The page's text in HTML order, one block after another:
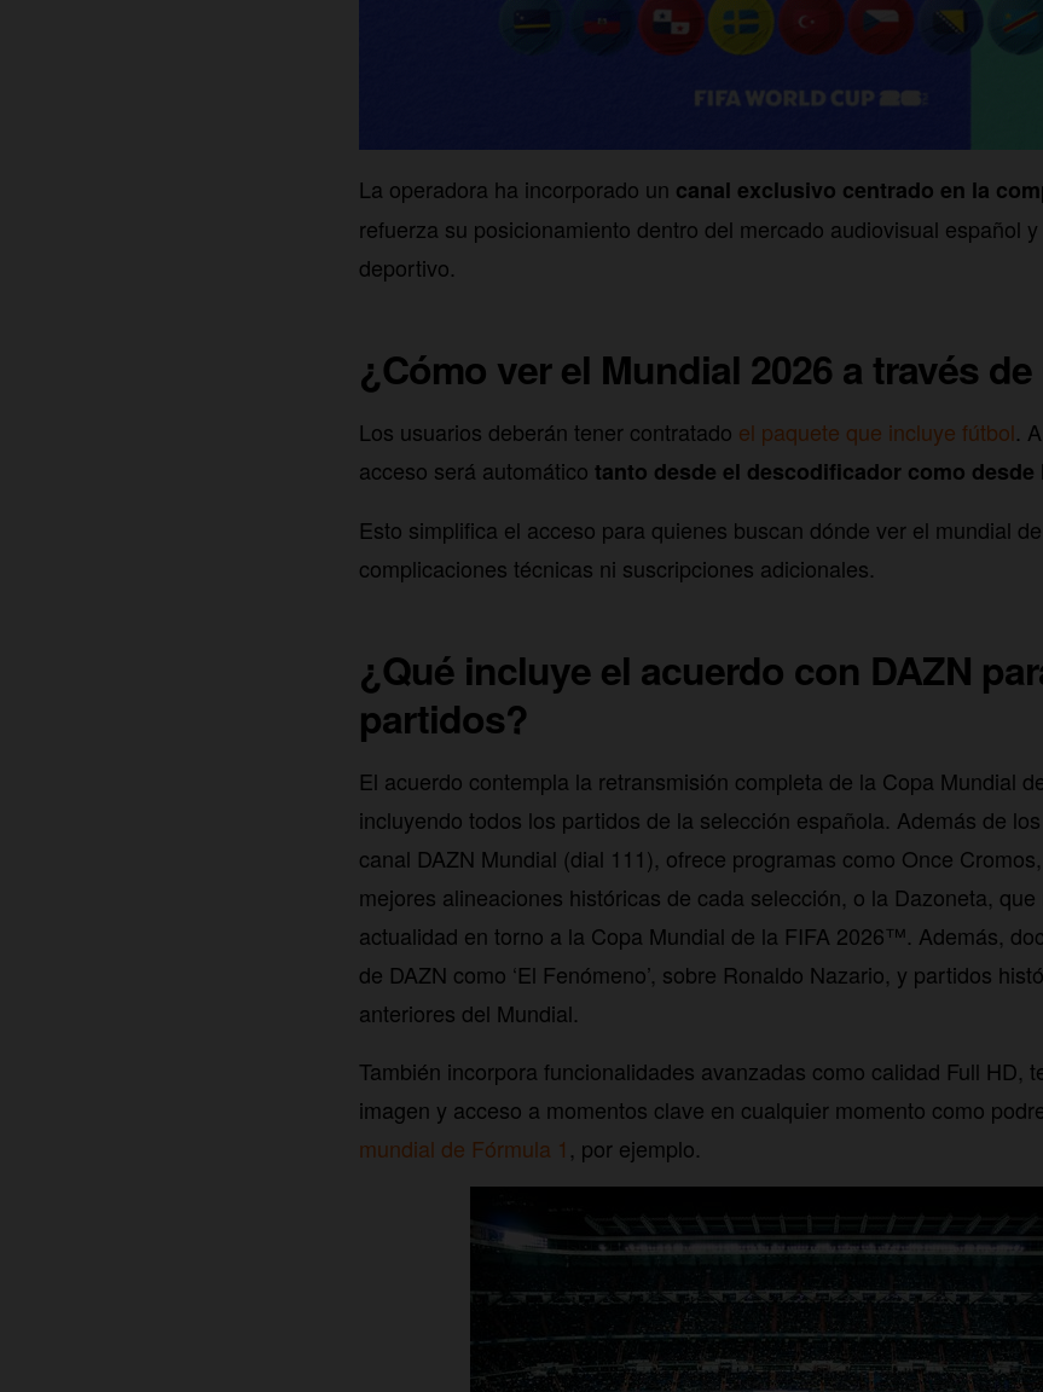
La operadora ha incorporado un canal exclusivo centrado en la
refuerza su posicionamiento dentro del mercado audiovisual español
deportivo.
¿Cómo ver el Mundial 2026 a través
Los usuarios deberán tener contratado el paquete que incluye fútbol.
acceso será automático tanto desde el descodificador como desde
Esto simplifica el acceso para quienes buscan dónde ver el mundial
complicaciones técnicas ni suscripciones adicionales.
¿Qué incluye el acuerdo con DAZN
partidos?
El acuerdo contempla la retransmisión completa de la Copa Mundial
incluyendo todos los partidos de la selección española. Además de
canal DAZN Mundial (dial 111), ofrece programas como Once
mejores alineaciones históricas de cada selección, o la Dazoneta,
actualidad en torno a la Copa Mundial de la FIFA 2026™. Además,
de DAZN como ‘El Fenómeno’, sobre Ronaldo Nazario, y partidos
anteriores del Mundial.
También incorpora funcionalidades avanzadas como calidad Full HD,
imagen y acceso a momentos clave en cualquier momento como
mundial de Fórmula 1 , por ejemplo.